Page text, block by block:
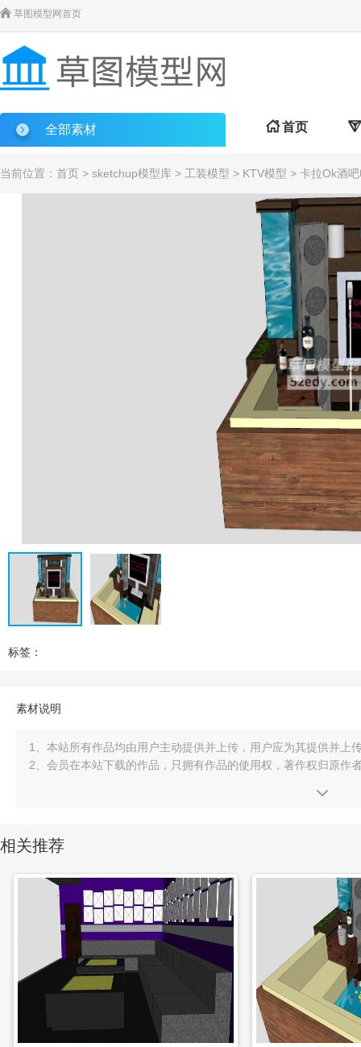
 草图模型网首页
全部素材 首页 
当前位置： 首页 > sketchup模型库 > 工装模型 > KTV模型 > 卡拉Ok酒
标签：
素材说明
1、本站所有作品均由用户主动提供并上传，用户应为其提供并上
2、会员在本站下载的作品，只拥有作品的使用权，著作权归原作
相关推荐